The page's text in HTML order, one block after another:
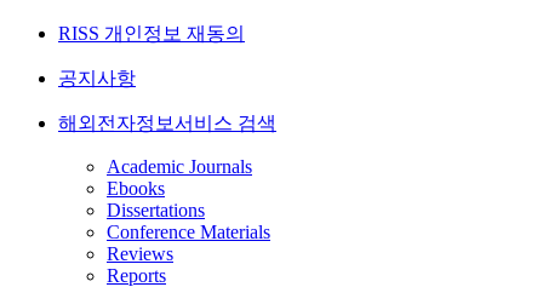
RISS 개인정보 재동의
공지사항
해외전자정보서비스 검색
Academic Journals
Ebooks
Dissertations
Conference Materials
Reviews
Reports